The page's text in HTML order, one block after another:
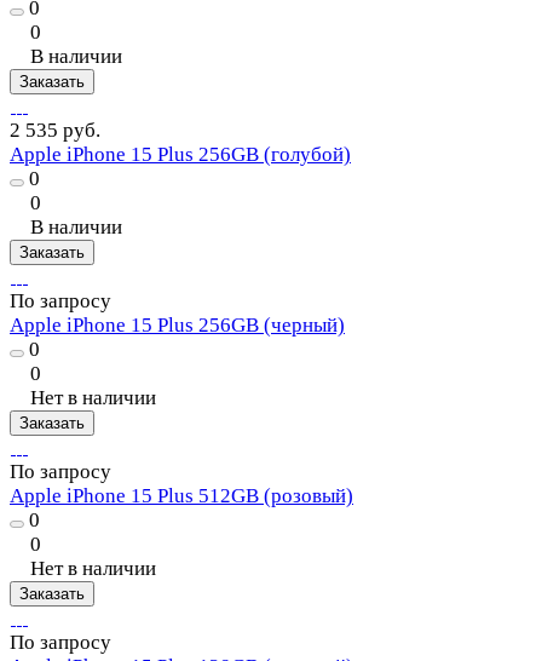
0
0
В наличии
Заказать
2 535 руб.
Apple iPhone 15 Plus 256GB (голубой)
0
0
В наличии
Заказать
По запросу
Apple iPhone 15 Plus 256GB (черный)
0
0
Нет в наличии
Заказать
По запросу
Apple iPhone 15 Plus 512GB (розовый)
0
0
Нет в наличии
Заказать
По запросу